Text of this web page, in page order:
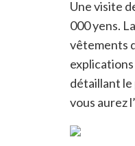
Une visite
000 yens.
vêtements
détaillant le
vous aurez